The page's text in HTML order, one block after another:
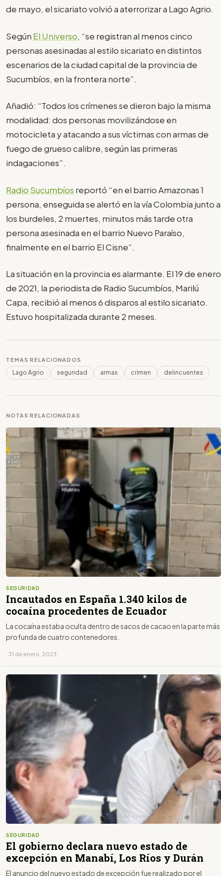
de mayo, el sicariato volvió a aterrorizar a Lago Agrio.
Según El Universo, “se registran al menos cinco
personas asesinadas al estilo sicariato en distintos
escenarios de la ciudad capital de la provincia de
Sucumbíos, en la frontera norte”.
Añadió: “Todos los crímenes se dieron bajo la misma
modalidad: dos personas movilizándose en
motocicleta y atacando a sus víctimas con armas de
fuego de grueso calibre, según las primeras
indagaciones”.
Radio Sucumbíos reportó “en el barrio Amazonas 1
persona, enseguida se alertó en la vía Colombia junto a
los burdeles, 2 muertes, minutos más tarde otra
persona asesinada en el barrio Nuevo Paraíso,
finalmente en el barrio El Cisne”.
La situación en la provincia es alarmante. El 19 de enero
de 2021, la periodista de Radio Sucumbíos, Marilú
Capa, recibió al menos 6 disparos al estilo sicariato.
Estuvo hospitalizada durante 2 meses.
TEMAS RELACIONADOS
Lago Agrio seguridad armas crimen delincuentes
NOTAS RELACIONADAS
SEGURIDAD
Incautados en España 1.340 kilos de
cocaína procedentes de Ecuador
La cocaína estaba oculta dentro de sacos de cacao en la parte más
profunda de cuatro contenedores.
· 31 de enero, 2023
SEGURIDAD
El gobierno declara nuevo estado de
excepción en Manabí, Los Ríos y Durán
El anuncio del nuevo estado de excepción fue realizado por el